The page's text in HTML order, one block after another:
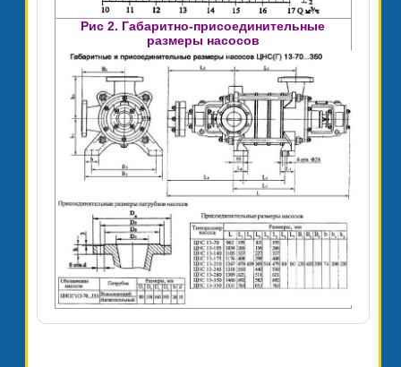
Рис 2. Габаритно-присоединительные
размеры насосов